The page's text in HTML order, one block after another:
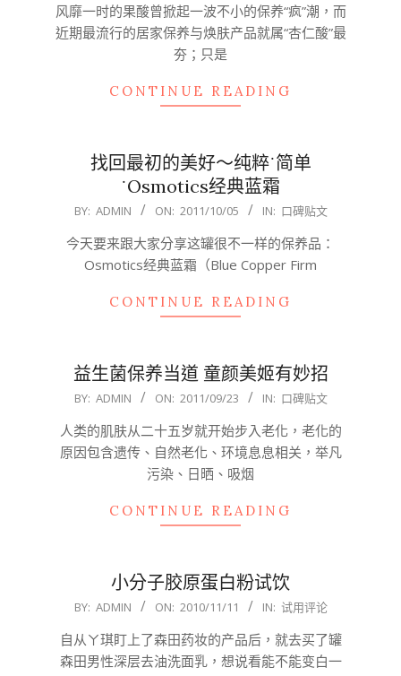
12
风靡一时的果酸曾掀起一波不小的保养“疯”潮，而
近期最流行的居家保养与焕肤产品就属“杏仁酸”最
夯；只是
CONTINUE READING
找回最初的美好～纯粹˙简单
˙Osmotics经典蓝霜
2011-
BY: ADMIN ON: 2011/10/05 IN: 口碑贴文
今天要来跟大家分享这罐很不一样的保养品：
Osmotics经典蓝霜（Blue Copper Firm
CONTINUE READING
益生菌保养当道 童颜美姬有妙招
2011-
23
BY: ADMIN ON: 2011/09/23 IN: 口碑贴文
人类的肌肤从二十五岁就开始步入老化，老化的
原因包含遗传、自然老化、环境息息相关，举凡
污染、日晒、吸烟
CONTINUE READING
小分子胶原蛋白粉试饮
2010-
11
BY: ADMIN ON: 2010/11/11 IN: 试用评论
自从ㄚ琪盯上了森田药妆的产品后，就去买了罐
森田男性深层去油洗面乳，想说看能不能变白一